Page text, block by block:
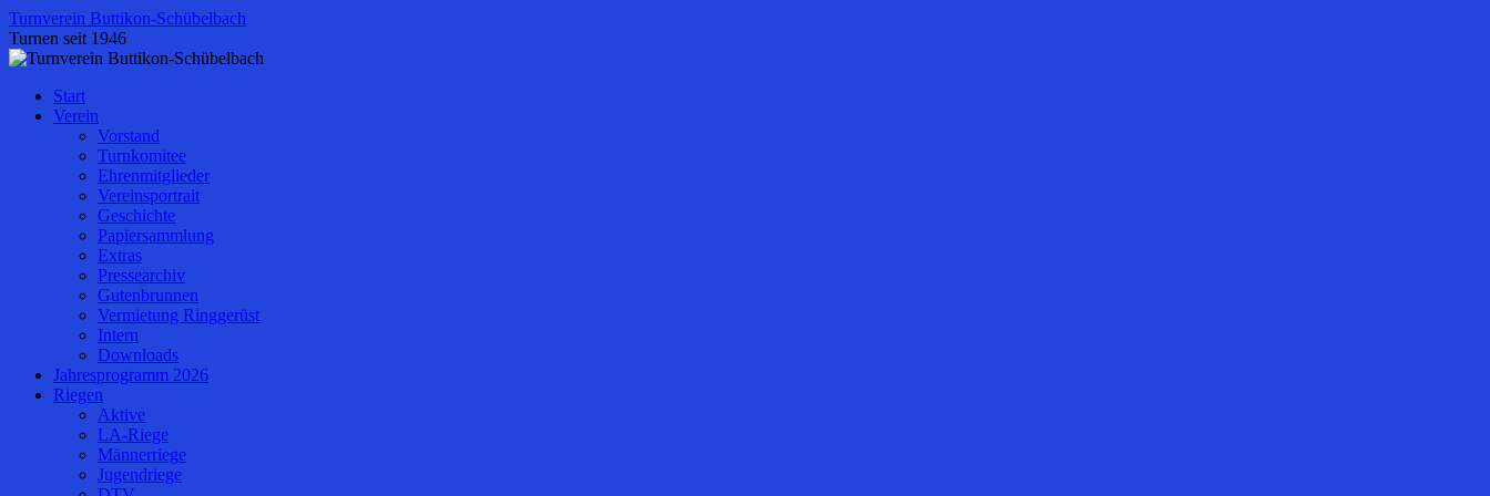
Zum
Inhalt
springen
Turnverein Buttikon-Schübelbach
Turnen seit 1946
Start
Verein
Vorstand
Turnkomitee
Ehrenmitglieder
Vereinsportrait
Geschichte
Papiersammlung
Extras
Pressearchiv
Gutenbrunnen
Vermietung Ringgerüst
Intern
Downloads
Jahresprogramm 2026
Riegen
Aktive
LA-Riege
Männerriege
Jugendriege